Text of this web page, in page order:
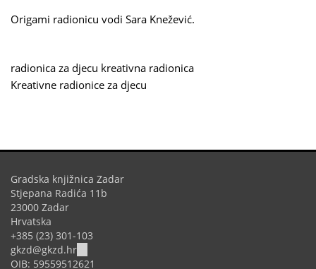
Origami radionicu vodi Sara Knežević.
radionica za djecu kreativna radionica
Kreativne radionice za djecu
Gradska knjižnica Zadar
Stjepana Radića 11b
23000 Zadar
Hrvatska
+385 (23) 301-103
gkzd@gkzd.hr
sends
OIB: 59559512621